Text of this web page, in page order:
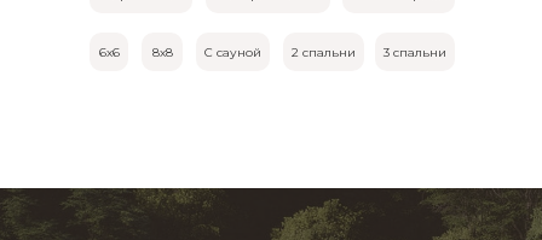
6х6 8х8 3 спальни
2 спальни
С сауной